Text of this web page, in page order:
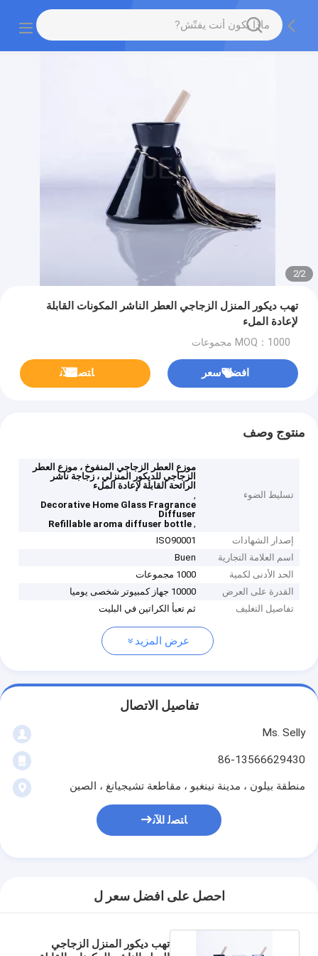
2
/
2
تهب ديكور المنزل الزجاجي العطر الناشر المكونات القابلة
لإعادة الملء
MOQ：1000 مجموعات
افضل سعر ﺎﺘﺼﻟ ﺍﻶﻧ
منتوج وصف
تسليط الضوء
موزع العطر الزجاجي المنفوخ ، موزع العطر
الزجاجي للديكور المنزلي ، زجاجة ناشر
الرائحة القابلة لإعادة الملء
,
Decorative Home Glass Fragrance
Diffuser
,
Refillable aroma diffuser bottle
إصدار الشهادات
ISO90001
اسم العلامة التجارية
Buen
الحد الأدنى لكمية
1000 مجموعات
القدرة على العرض
10000 جهاز كمبيوتر شخصى يوميا
تفاصيل التغليف
ثم تعبأ الكراتين في البليت
عرض المزيد
تفاصيل الاتصال
Ms. Selly
86-13566629430
منطقة بيلون ، مدينة نينغبو ، مقاطعة تشيجيانغ ، الصين
ﺎﺘﺼﻟ ﺍﻶﻧ
احصل على افضل سعر ل
تهب ديكور المنزل الزجاجي